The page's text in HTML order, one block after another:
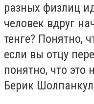
разных физлиц
человек вдруг
тенге? Понятно,
если вы отцу
понятно, что это
Берик